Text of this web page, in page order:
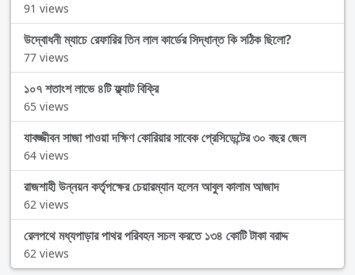
91 views
উদ্বোধনী ম্যাচে রেফারির তিন লাল কার্ডের সিদ্ধান্ত কি সঠিক ছিলো?
77 views
১০৭ শতাংশ লাভে ৪টি ফ্ল্যাট বিক্রি
65 views
যাবজ্জীবন সাজা পাওয়া দক্ষিণ কোরিয়ার সাবেক প্রেসিডেন্টের ৩০ বছর জেল
64 views
রাজশাহী উন্নয়ন কর্তৃপক্ষের চেয়ারম্যান হলেন আবুল কালাম আজাদ
62 views
রেলপথে মধ্যপাড়ার পাথর পরিবহন সচল করতে ১৩৪ কোটি টাকা বরাদ্দ
62 views